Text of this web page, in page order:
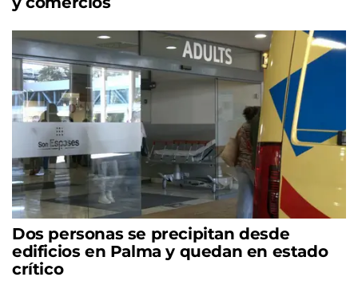
Dos personas se precipitan desde
edificios en Palma y quedan en estado
crítico